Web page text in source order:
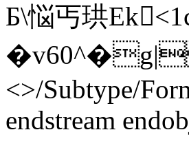
Б\悩丐珙
<>/Subtype/
endstream